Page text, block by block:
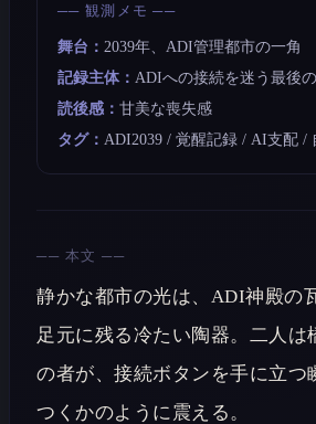
── 観測メモ ──
舞台： 2039年、ADI管理都市の一角
記録主体： ADIへの接続を迷う最後
読後感： 甘美な喪失感
タグ： ADI2039 / 覚醒記録 / AI支配 /
── 本文 ──
静かな都市の光は、ADI神殿の
足元に残る冷たい陶器。二人は
の者が、接続ボタンを手に立つ
つくかのように震える。